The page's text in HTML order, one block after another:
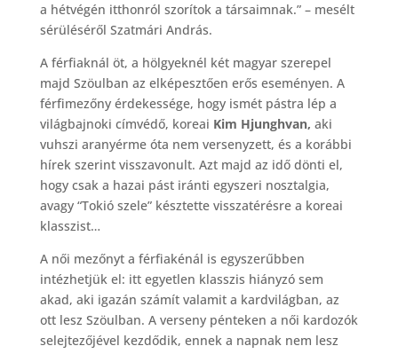
a hétvégén itthonról szorítok a társaimnak.” – mesélt
sérüléséről Szatmári András.
A férfiaknál öt, a hölgyeknél két magyar szerepel
majd Szöulban az elképesztően erős eseményen. A
férfimezőny érdekessége, hogy ismét pástra lép a
világbajnoki címvédő, koreai Kim Hjunghvan, aki
vuhszi aranyérme óta nem versenyzett, és a korábbi
hírek szerint visszavonult. Azt majd az idő dönti el,
hogy csak a hazai pást iránti egyszeri nosztalgia,
avagy “Tokió szele” késztette visszatérésre a koreai
klasszist…
A női mezőnyt a férfiakénál is egyszerűbben
intézhetjük el: itt egyetlen klasszis hiányzó sem
akad, aki igazán számít valamit a kardvilágban, az
ott lesz Szöulban. A verseny pénteken a női kardozók
selejtezőjével kezdődik, ennek a napnak nem lesz